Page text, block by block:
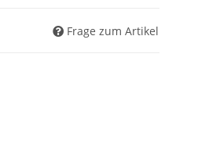
Frage zum Artikel